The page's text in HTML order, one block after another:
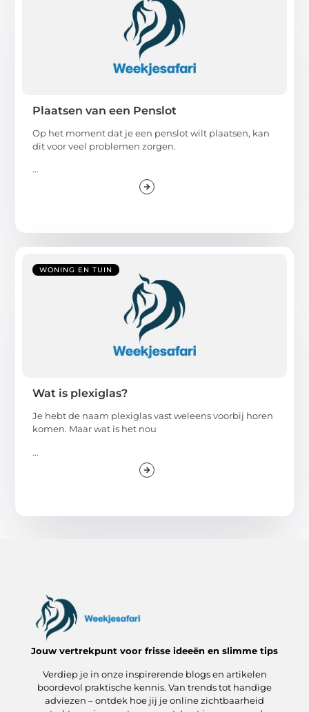
Plaatsen van een Penslot
Op het moment dat je een penslot wilt plaatsen, kan
dit voor veel problemen zorgen.
...
WONING EN TUIN
Wat is plexiglas?
Je hebt de naam plexiglas vast weleens voorbij horen
komen. Maar wat is het nou
...
Jouw vertrekpunt voor frisse ideeën en slimme tips
Verdiep je in onze inspirerende blogs en artikelen
boordevol praktische kennis. Van trends tot handige
adviezen – ontdek hoe jij je online zichtbaarheid